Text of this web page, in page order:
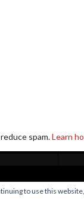
spam.Learn
to use this